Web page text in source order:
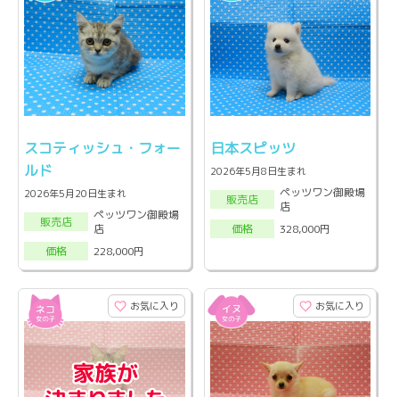
スコティッシュ・フォー
ルド
2026年5月20日生まれ
販売店
ペッツワン御殿場
店
価格
228,000円
日本スピッツ
2026年5月8日生まれ
販売店
ペッツワン御殿場
店
価格
328,000円
お気に入り お気に入り